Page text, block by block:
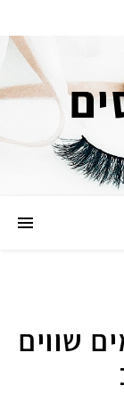
שווים